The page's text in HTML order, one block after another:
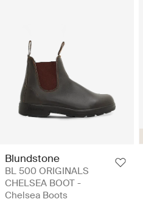
Blundstone
BL 500 ORIGINALS
CHELSEA BOOT -
Chelsea Boots